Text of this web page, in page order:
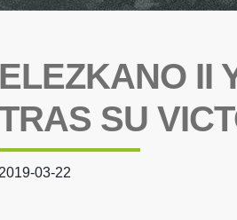
ELEZKANO II
SU
2019-03-22